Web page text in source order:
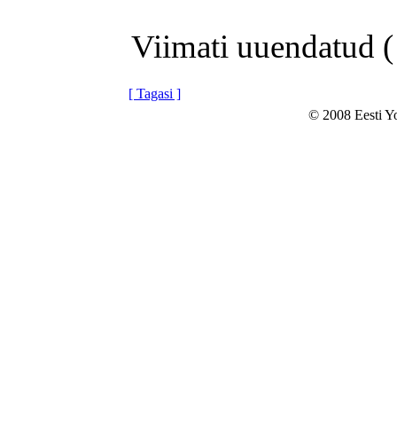
Viimati uuendatud
[ Tagasi ]
© 2008 Eesti